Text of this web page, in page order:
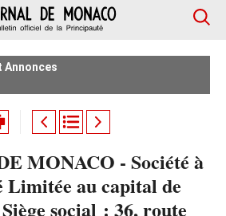
Annonces
MONACO - Société à
Limitée au capital de
social : 36, route